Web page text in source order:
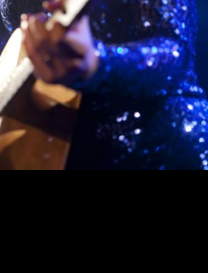
beim Interview in Berlin